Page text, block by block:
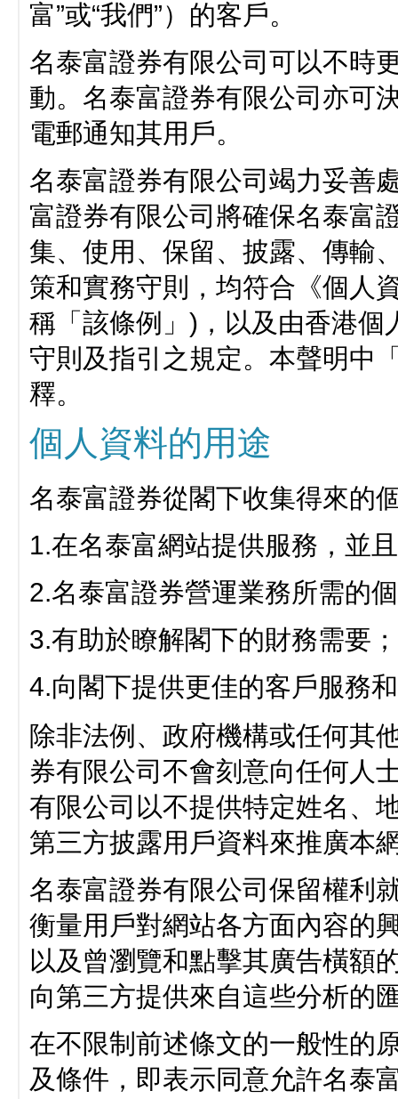
富”或“我們”）的客戶。
名泰富證券有限公司可以不時
動。名泰富證券有限公司亦可
電郵通知其用戶。
名泰富證券有限公司竭力妥善
富證券有限公司將確保名泰富
集、使用、保留、披露、傳輸
策和實務守則，均符合《個人
稱「該條例」)，以及由香港
守則及指引之規定。本聲明中
釋。
個人資料的用途
名泰富證券從閣下收集得來的
1.在名泰富網站提供服務，並
2.名泰富證券營運業務所需的
3.有助於瞭解閣下的財務需要
4.向閣下提供更佳的客戶服務
除非法例、政府機構或任何其
券有限公司不會刻意向任何人
有限公司以不提供特定姓名、
第三方披露用戶資料來推廣本
名泰富證券有限公司保留權利
衡量用戶對網站各方面內容的
以及曾瀏覽和點擊其廣告橫額
向第三方提供來自這些分析的
在不限制前述條文的一般性的
及條件，即表示同意允許名泰